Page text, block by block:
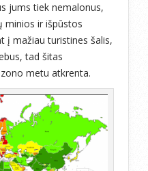
jums tiek nemalonus,
minios ir išpūstos
į mažiau turistines šalis,
tad šitas
metu atkrenta.